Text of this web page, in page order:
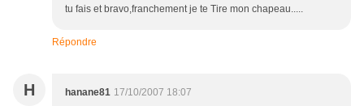
tu fais et bravo,franchement je te Tire mon chapeau.....
Répondre
H hanane81 17/10/2007 18:07